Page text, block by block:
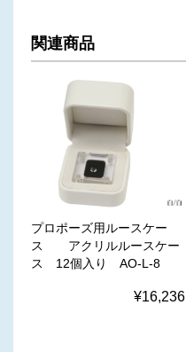
関連商品
プロポーズ用ルースケー
ス アクリルルースケー
ス 12個入り AO-L-8
¥16,236